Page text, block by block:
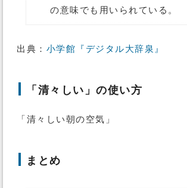
の意味でも用いられている。
出典： 小学館 『デジタル大辞泉』
「清々しい」の使い方
「清々しい朝の空気」
まとめ